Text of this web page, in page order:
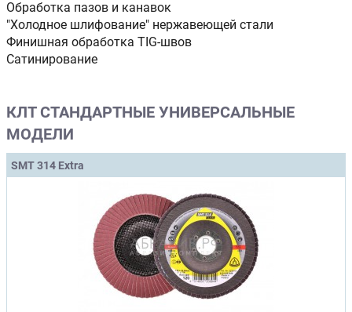
Обработка пазов и канавок
"Холодное шлифование" нержавеющей стали
Финишная обработка TIG-швов
Сатинирование
КЛТ СТАНДАРТНЫЕ УНИВЕРСАЛЬНЫЕ
МОДЕЛИ
SMT 314 Extra